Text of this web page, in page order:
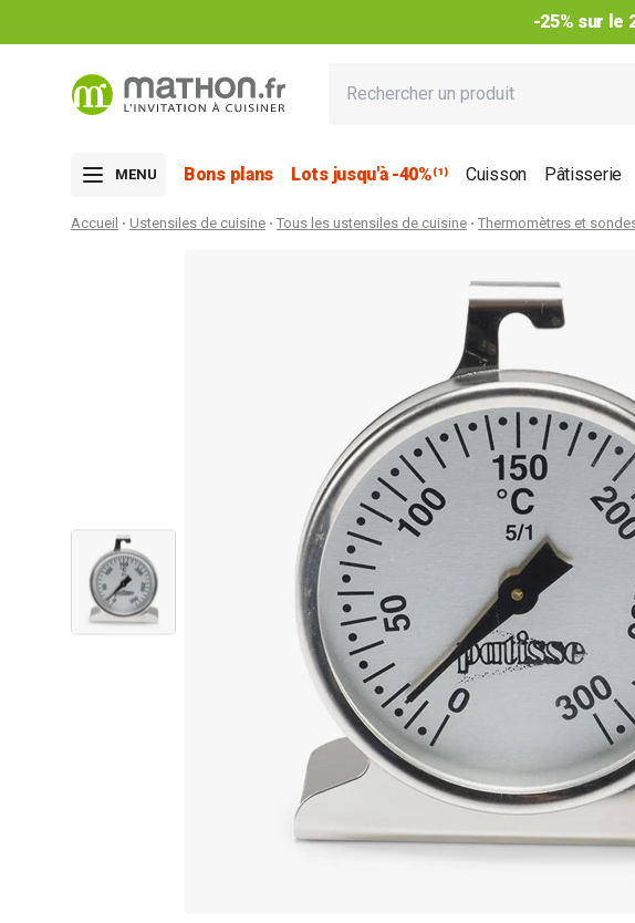
MENU Bons plans Lots jusqu'à -40%⁽¹⁾ Cuisson Pâtisserie
Accueil Ustensiles de cuisine Tous les ustensiles de cuisine Thermomètres et